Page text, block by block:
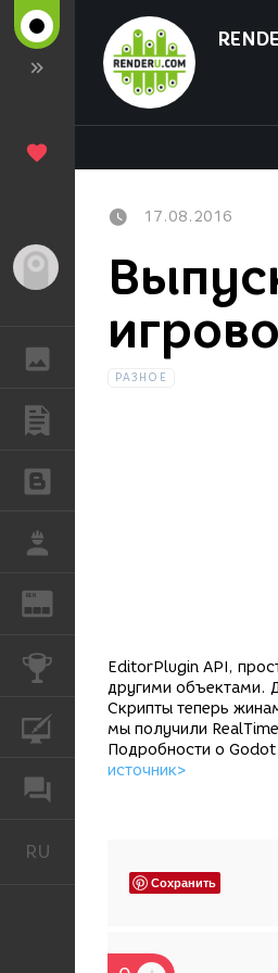
REN
КОНКУРСЫ
КУРСЫ
RU
17.08.2016
РАЗНОЕ
EditorPlugin API,
другими объектами.
Скрипты теперь
мы получили
Подробности о
источник>
Сохранить